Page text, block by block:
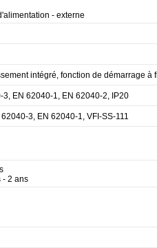
- externe
intégré, fonction de démarrage à
3, EN 62040-1, EN 62040-2, IP20
3, EN 62040-1, VFI-SS-111
- 2 ans